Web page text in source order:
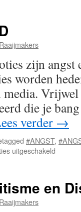
zijn angst
worden
die je
verder →
#ANGST,
uitgeschakeld
en